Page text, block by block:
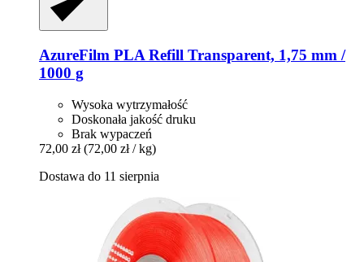
AzureFilm PLA Refill Transparent, 1,75 mm /
1000 g
Wysoka wytrzymałość
Doskonała jakość druku
Brak wypaczeń
72,00 zł (72,00 zł / kg)
Dostawa do 11 sierpnia